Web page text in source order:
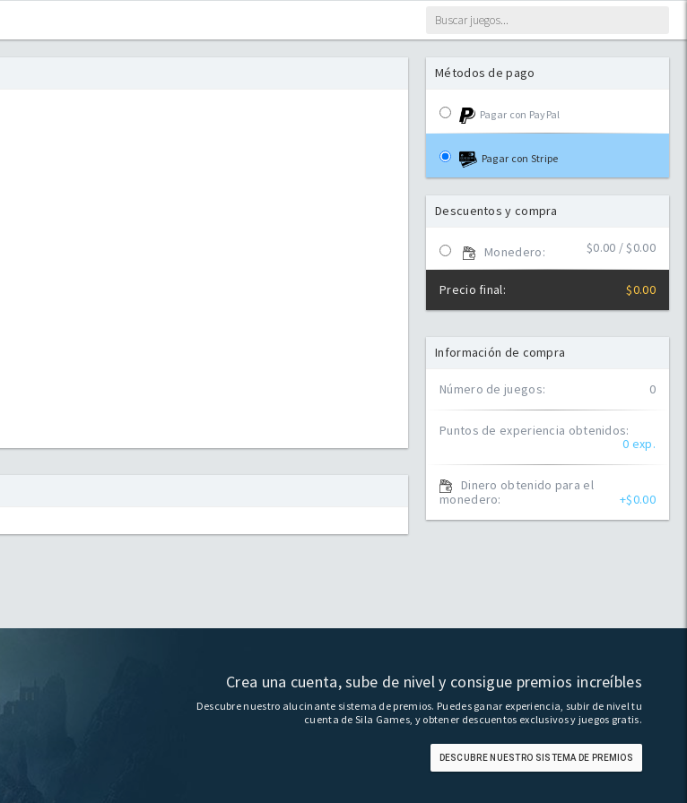
Métodos de pago
Pagar con PayPal
Pagar con Stripe
Descuentos y compra
Monedero: $0.00 / $0.00
Precio final: $0.00
Información de compra
Número de juegos: 0
Puntos de experiencia obtenidos:
0 exp.
Dinero obtenido para el
monedero:
+$0.00
Crea una cuenta, sube de nivel y consigue premios increíbles
Descubre nuestro alucinante sistema de premios. Puedes ganar experiencia, subir de nivel tu
cuenta de Sila Games, y obtener descuentos exclusivos y juegos gratis.
DESCUBRE NUESTRO SISTEMA DE PREMIOS